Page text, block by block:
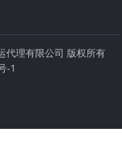
理有限公司 版权所有
-1